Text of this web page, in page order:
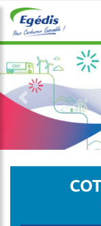
Précédent